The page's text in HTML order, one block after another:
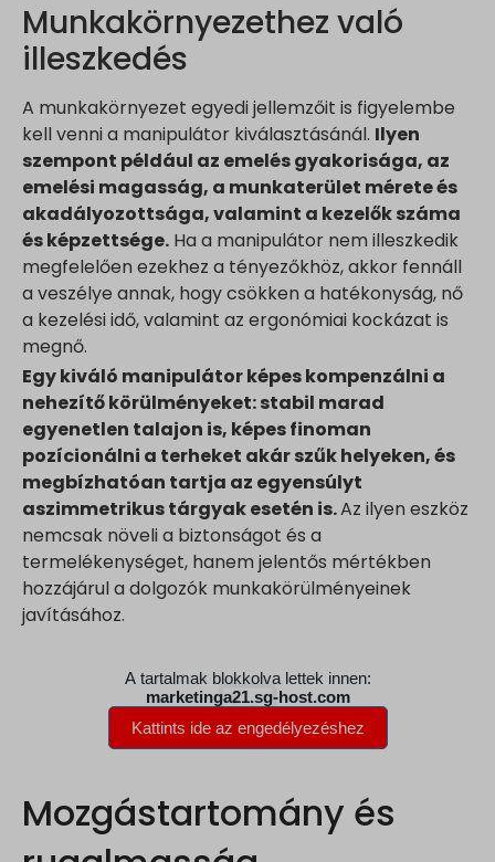
Munkakörnyezethez való
illeszkedés
A munkakörnyezet egyedi jellemzőit is figyelembe
kell venni a manipulátor kiválasztásánál. Ilyen
szempont például az emelés gyakorisága, az
emelési magasság, a munkaterület mérete és
akadályozottsága, valamint a kezelők száma
és képzettsége. Ha a manipulátor nem illeszkedik
megfelelően ezekhez a tényezőkhöz, akkor fennáll
a veszélye annak, hogy csökken a hatékonyság, nő
a kezelési idő, valamint az ergonómiai kockázat is
megnő.
Egy kiváló manipulátor képes kompenzálni a
nehezítő körülményeket: stabil marad
egyenetlen talajon is, képes finoman
pozícionálni a terheket akár szűk helyeken, és
megbízhatóan tartja az egyensúlyt
aszimmetrikus tárgyak esetén is.Az ilyen eszköz
nemcsak növeli a biztonságot és a
termelékenységet, hanem jelentős mértékben
hozzájárul a dolgozók munkakörülményeinek
javításához.
Mozgástartomány és